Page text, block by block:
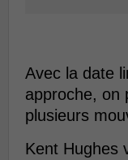
Avec la date
approche, on
plusieurs
Kent Hughes